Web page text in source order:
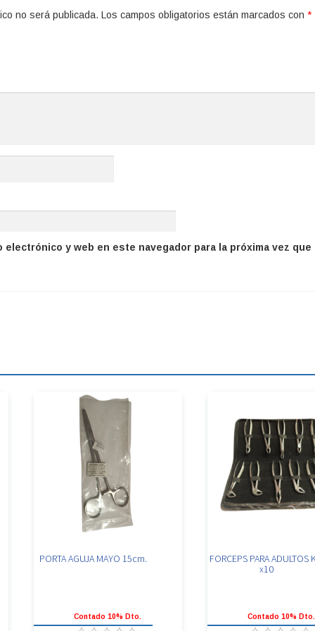
no será publicada. Los campos obligatorios están marcados con *
electrónico y web en este navegador para la próxima vez que
PORTA AGUJA MAYO 15cm.
Contado 10% Dto.
FORCEPS PARA ADULTOS
x10
Contado 10% Dto.